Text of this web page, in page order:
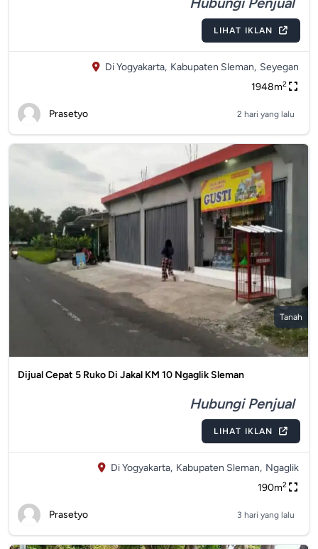
LIHAT IKLAN
Di Yogyakarta, Kabupaten Sleman, Seyegan
1948m2
Prasetyo 2 hari yang lalu
Tanah
Dijual Cepat 5 Ruko Di Jakal KM 10 Ngaglik Sleman
Hubungi Penjual
LIHAT IKLAN
Di Yogyakarta, Kabupaten Sleman, Ngaglik
190m2
Prasetyo 3 hari yang lalu